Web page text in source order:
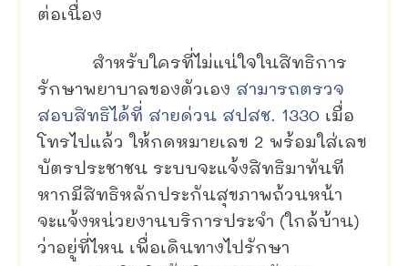
ต่อเนื่อง
สำหรับใครที่ไม่แน่ใจในสิทธิการ
รักษาพยาบาลของตัวเอง สามารถตรวจ
สอบสิทธิได้ที่ สายด่วน สปสช. 1330 เมื่อ
โทรไปแล้ว ให้กดหมายเลข 2 พร้อมใส่เลข
บัตรประชาชน ระบบจะแจ้งสิทธิมาทันที
หากมีสิทธิหลักประกันสุขภาพถ้วนหน้า
จะแจ้งหน่วยงานบริการประจำ (ใกล้บ้าน)
ว่าอยู่ที่ไหน เพื่อเดินทางไปรักษา